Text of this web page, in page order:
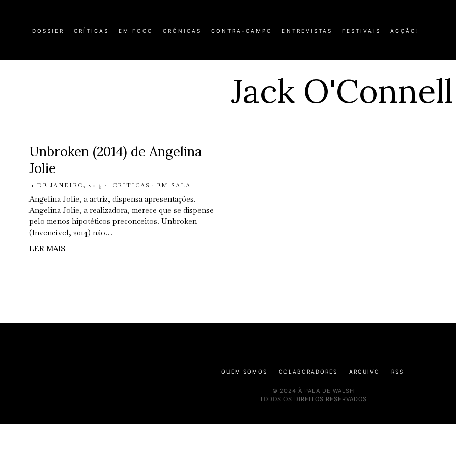
DOSSIER CRÍTICAS EM FOCO CRÓNICAS CONTRA-CAMPO ENTREVISTAS FESTIVAIS ACÇÃO!
Jack O'Connell
Unbroken (2014) de Angelina
Jolie
11 DE JANEIRO, 2015 CRÍTICAS · EM SALA
Angelina Jolie, a actriz, dispensa apresentações.
Angelina Jolie, a realizadora, merece que se dispense
pelo menos hipotéticos preconceitos. Unbroken
(Invencível, 2014) não…
LER MAIS
QUEM SOMOS COLABORADORES ARQUIVO RSS
© 2024 À PALA DE WALSH
TODOS OS DIREITOS RESERVADOS